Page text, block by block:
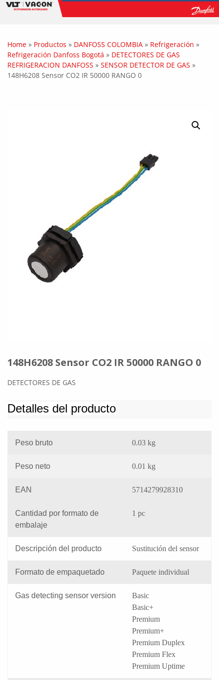
Home » Productos » DANFOSS COLOMBIA » Refrigeración »
Refrigeración Danfoss Bogotá » DETECTORES DE GAS
REFRIGERACION DANFOSS » SENSOR DETECTOR DE GAS »
148H6208 Sensor CO2 IR 50000 RANGO 0
148H6208 Sensor CO2 IR 50000 RANGO 0
DETECTORES DE GAS
Detalles del producto
Peso bruto 0.03 kg
Peso neto 0.01 kg
EAN 5714279928310
Cantidad por formato de
embalaje
1 pc
Descripción del producto Sustitución del sensor
Formato de empaquetado Paquete individual
Gas detecting sensor version
Basic
Basic+
Premium
Premium+
Premium Duplex
Premium Flex
Premium Uptime